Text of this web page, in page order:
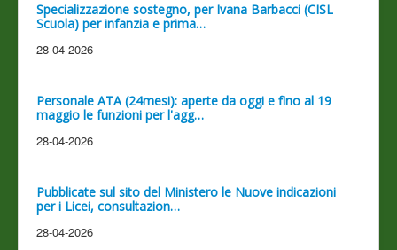
Specializzazione sostegno, per Ivana Barbacci (CISL
Scuola) per infanzia e prima…
28-04-2026
Personale ATA (24mesi): aperte da oggi e fino al 19
maggio le funzioni per l'agg…
28-04-2026
Pubblicate sul sito del Ministero le Nuove indicazioni
per i Licei, consultazion…
28-04-2026